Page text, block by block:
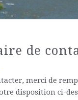
de
merci de
disposition ci-